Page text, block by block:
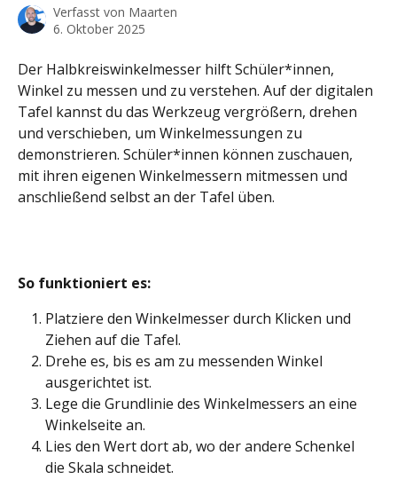
Verfasst von Maarten
6. Oktober 2025
Der Halbkreiswinkelmesser hilft Schüler*innen,
Winkel zu messen und zu verstehen. Auf der digitalen
Tafel kannst du das Werkzeug vergrößern, drehen
und verschieben, um Winkelmessungen zu
demonstrieren. Schüler*innen können zuschauen,
mit ihren eigenen Winkelmessern mitmessen und
anschließend selbst an der Tafel üben.
So funktioniert es:
Platziere den Winkelmesser durch Klicken und
Ziehen auf die Tafel.
Drehe es, bis es am zu messenden Winkel
ausgerichtet ist.
Lege die Grundlinie des Winkelmessers an eine
Winkelseite an.
Lies den Wert dort ab, wo der andere Schenkel
die Skala schneidet.